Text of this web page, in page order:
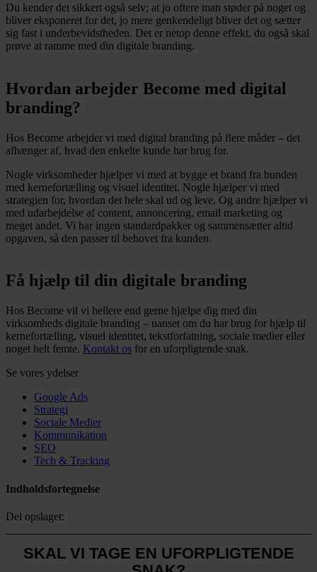
Du kender det sikkert også selv; at jo oftere man støder på noget og
bliver eksponeret for det, jo mere genkendeligt bliver det og sætter
sig fast i underbevidstheden. Det er netop denne effekt, du også skal
prøve at ramme med din digitale branding.
Hvordan arbejder Become med digital
branding?
Hos Become arbejder vi med digital branding på flere måder – det
afhænger af, hvad den enkelte kunde har brug for.
Nogle virksomheder hjælper vi med at bygge et brand fra bunden
med kernefortælling og visuel identitet. Nogle hjælper vi med
strategien for, hvordan det hele skal ud og leve. Og andre hjælper vi
med udarbejdelse af content, annoncering, email marketing og
meget andet. Vi har ingen standardpakker og sammensætter altid
opgaven, så den passer til behovet fra kunden.
Få hjælp til din digitale branding
Hos Become vil vi hellere end gerne hjælpe dig med din
virksomheds digitale branding – uanset om du har brug for hjælp til
kernefortælling, visuel identitet, tekstforfatning, sociale medier eller
noget helt femte. Kontakt os for en uforpligtende snak.
Se vores ydelser
Google Ads
Strategi
Sociale Medier
Kommunikation
SEO
Tech & Tracking
Indholdsfortegnelse
Del opslaget:
SKAL VI TAGE EN UFORPLIGTENDE